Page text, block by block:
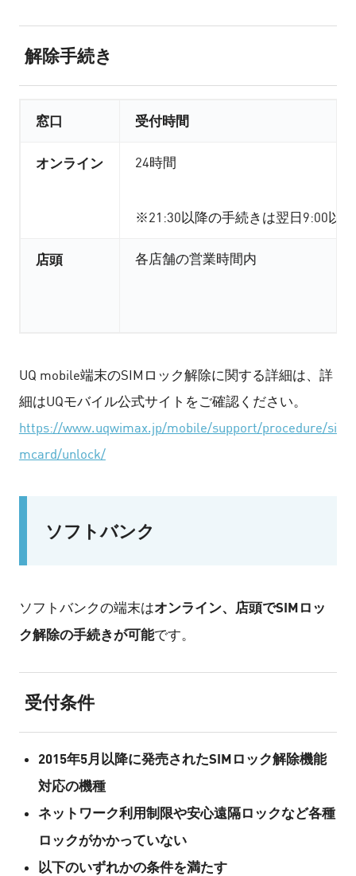
解除手続き
窓口 受付時間
オンライン 24時間
※21:30以降の手続きは翌日9:00以
店頭 各店舗の営業時間内
UQ mobile端末のSIMロック解除に関する詳細は、詳
細はUQモバイル公式サイトをご確認ください。
https://www.uqwimax.jp/mobile/support/procedure/si
mcard/unlock/
ソフトバンク
ソフトバンクの端末はオンライン、店頭でSIMロッ
ク解除の手続きが可能です。
受付条件
2015年5月以降に発売されたSIMロック解除機能
対応の機種
ネットワーク利用制限や安心遠隔ロックなど各種
ロックがかかっていない
以下のいずれかの条件を満たす